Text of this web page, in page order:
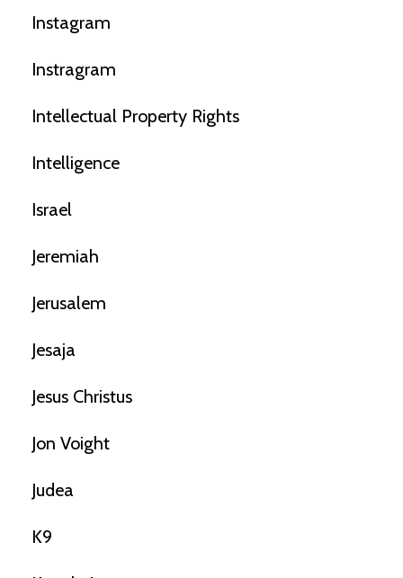
Instagram
Instragram
Intellectual Property Rights
Intelligence
Israel
Jeremiah
Jerusalem
Jesaja
Jesus Christus
Jon Voight
Judea
K9